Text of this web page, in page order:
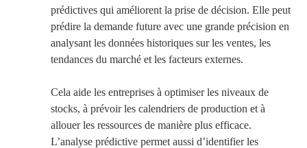
prédictives qui améliorent la prise de décision. Elle peut
prédire la demande future avec une grande précision en
analysant les données historiques sur les ventes, les
tendances du marché et les facteurs externes.
Cela aide les entreprises à optimiser les niveaux de
stocks, à prévoir les calendriers de production et à
allouer les ressources de manière plus efficace.
L’analyse prédictive permet aussi d’identifier les